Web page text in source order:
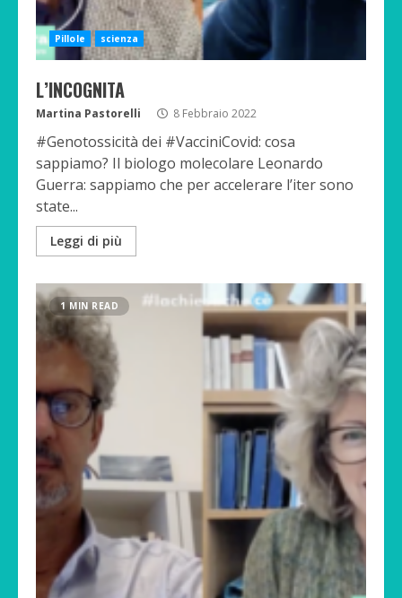
Pillole scienza
L’INCOGNITA
Martina Pastorelli 8 Febbraio 2022
#Genotossicità dei #VacciniCovid: cosa
sappiamo? Il biologo molecolare Leonardo
Guerra: sappiamo che per accelerare l’iter sono
state...
Leggi di più
1 MIN READ